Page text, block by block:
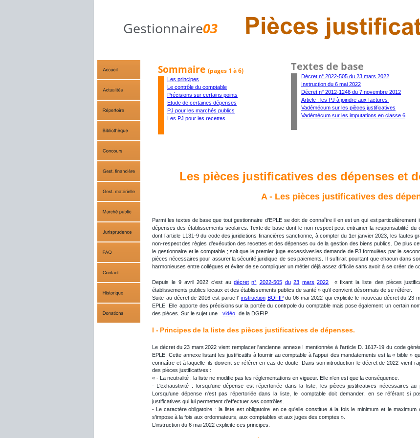
Gestionnaire03
Les pièces justificatives des dépenses et
A - Les pièces justificatives des
Parmi les textes de base que tout gestionnaire d’EPLE se doit de connaître il en est un qui est particulièrement
dépenses des établissements scolaires. Texte de base dont le non-respect peut entrainer la responsabilité du
dont l’article L131-9 du code des juridictions financières sanctionne, à compter du 1er janvier 2023, les fautes
non-respectdes règles d’exécution des recettes et des dépenses ou de la gestion des biens publics. De plus
le gestionnaire et le comptable ; soit que le premier juge excessivesles demande de PJ formulées par le
pièces nécessaires pour assurer la sécurité juridique de ses paiements. suffirait pourtant que chacun dans
harmonieuses entre collègues et éviter de se compliquer un métier déjà assez difficile sans avoir à se créer de
Depuis le 9 avril 2022 c’est au décret n° 2022-505 du 23 mars 2022 « fixant la liste des pièces
établissements publics locaux et des établissements publics de santé » qu’il convient désormais de se référer.
Suite au décret de 2016 est parue l’ instruction BOFIP du 06 mai 2022 qui explicite le nouveau décret du 23
EPLE.
Elle apporte des précisions sur la portée du contrpole du comptable mais pose également un certain
des pièces. Sur le sujet une
vidéo
  de la DGFIP.
I - Principes de la liste des pièces justificatives de dépenses.
Le décret du 23 mars 2022 vient remplacer l'ancienne annexe I mentionnée à l'article D. 1617-19 du code
EPLE.
Cette annexe listant les justificatifs à fournir au comptable à l’appui des mandatements est la « bible »
connaître et à laquelle ils doivent se référer en cas de doute. Dans son introduction le décret de 2022 vient
des pièces justificatives :
« - La neutralité : la liste ne modifie pas les réglementations en vigueur. Elle n'en est que la conséquence.
- L'exhaustivité : lorsqu'une dépense est répertoriée dans la liste, les pièces justificatives nécessaires au
Lorsqu'une dépense n'est pas répertoriée dans la liste, le comptable doit demander, en se référant si
justificatives qui lui permettent d'effectuer ses contrôles.
-
Le caractère obligatoire : la liste est obligatoire en ce qu'elle constitue à la fois le minimum et le maximum
s'impose à la fois aux ordonnateurs, aux comptables et aux juges des comptes ».
L’instruction du 6 mai 2022 explicite ces principes.
Les principes
Le contrôle du comptable
Précisions sur certains points
Etude de certaines dépenses
PJ pour les marchés publics
Les PJ pour les recettes
Sommaire (pages 1 à 6)
Décret n° 2022-505 du 23 mars 2022
Instruction du 6 mai 2022
Décret n° 2012-1246 du 7 novembre 2012
Article : les PJ à joindre aux factures
Vadémécum sur les pièces justificatives
Vadémécum sur les imputations en classe 6
Textes de base